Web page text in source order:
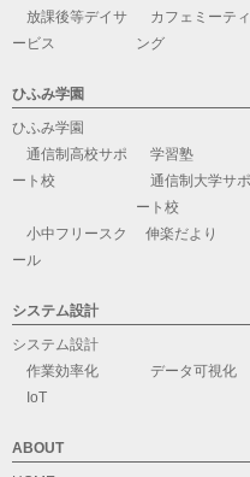
放課後等デイサ
ービス
カフェミーティ
ング
ひふみ学園
ひふみ学園
通信制高校サポ
ート校
学習塾
通信制大学サポ
ート校
小中フリースク
ール
伸楽だより
システム設計
システム設計
作業効率化
データ可視化
IoT
ABOUT